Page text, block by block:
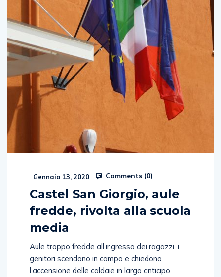
Castel San Giorgio, aule
fredde, rivolta alla scuola
media
genitori scendono in campo e chiedono
l’accensione delle caldaie in largo anticipo
rispetto all’orario d’ingresso dei ragazzi in